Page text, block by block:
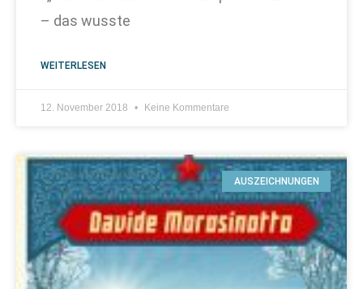
– das wusste
WEITERLESEN
12. November 2018 Keine Kommentare
AUSZEICHNUNGEN